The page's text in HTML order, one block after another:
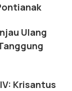
Ulang
Krisantus